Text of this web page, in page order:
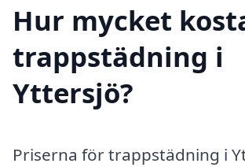
Hur mycket
trappstädning i
Yttersjö?
Priserna för trappstädning i